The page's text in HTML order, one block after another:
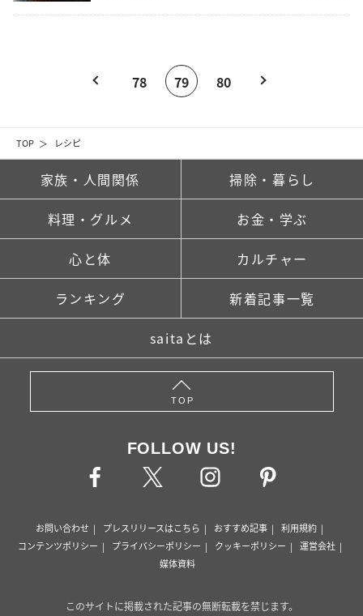
TOP レシピ
78 79 80
家族・人間関係 掃除・暮らし
料理・グルメ お金・学ぶ
心と体 カルチャー
ランキング 新着記事一覧
saitaとは
TOP
FOLLOW US!
お問い合わせ プレスリリースはこちら おすすめ記事
利用規約
コンテンツポリシー
プライバシーポリシー クッキーポリシー
運営会社
媒体資料
このサイトに掲載された記事の無断転載を禁じます。